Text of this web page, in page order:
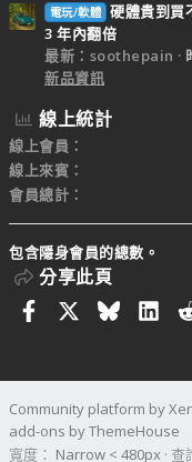
電玩/軟體 硬體貴到買
3 年內翻倍
最新：soothepain
新品資訊
線上統計
線上會員
線上來賓
會員總計
包含隱身會員的總數。
分享此頁
FacebookBluesky
Community platform by
add-ons by ThemeHouse
寬度
查